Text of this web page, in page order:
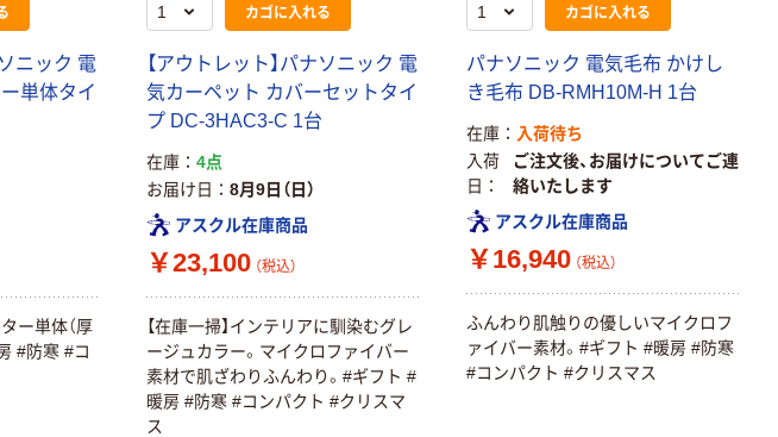
ニック 電
単体タイ
ー単体（厚
#防寒 #コ
カゴに入れる
【アウトレット】パナソニック 電
気カーペット カバーセットタイ
プ DC-3HAC3-C 1台
在庫
4点
お届け日
8月9日（日）
アスクル在庫商品
￥23,100 （税込）
【在庫一掃】インテリアに馴染むグレ
ージュカラー。マイクロファイバー
素材で肌ざわりふんわり。#ギフト #
暖房 #防寒 #コンパクト #クリスマ
ス
カゴに入れる
パナソニック 電気毛布 かけし
き毛布 DB-RMH10M-H 1台
在庫
入荷待ち
入荷
日
ご注文後、お届けについてご連
絡いたします
アスクル在庫商品
￥16,940 （税込）
ふんわり肌触りの優しいマイクロフ
ァイバー素材。#ギフト #暖房 #防寒
#コンパクト #クリスマス
アスクル 「現場
のチカラ」 養生
￥358~ （税込）
オリジナル
アスクル プラス
チックグローブ
粉なし（パウダ
本気プライス
アスクル セロハ
ンテープ
本気プライス
キングジム テプ
ラ TEPRA
プ 白ラベル
字）
￥914~
富士フイルム チ
ェキ専用フィル
ム INSTAX MINI